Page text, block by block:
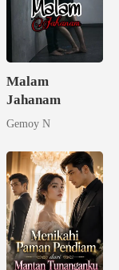
Malam
Jahanam
Gemoy N